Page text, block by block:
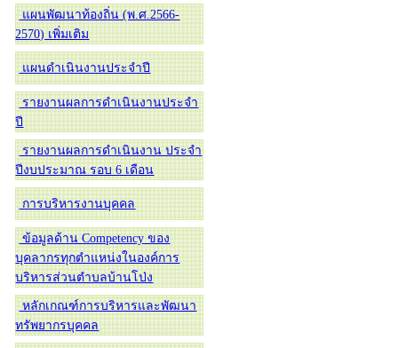
แผนพัฒนาท้องถิ่น (พ.ศ.2566-
2570) เพิ่มเติม
แผนดำเนินงานประจำปี
รายงานผลการดำเนินงานประจำ
ปี
รายงานผลการดำเนินงาน ประจำ
ปีงบประมาณ รอบ 6 เดือน
การบริหารงานบุคคล
ข้อมูลด้าน Competency ของ
บุคลากรทุกตำแหน่งในองค์การ
บริหารส่วนตำบลบ้านโป่ง
หลักเกณฑ์การบริหารและพัฒนา
ทรัพยากรบุคคล